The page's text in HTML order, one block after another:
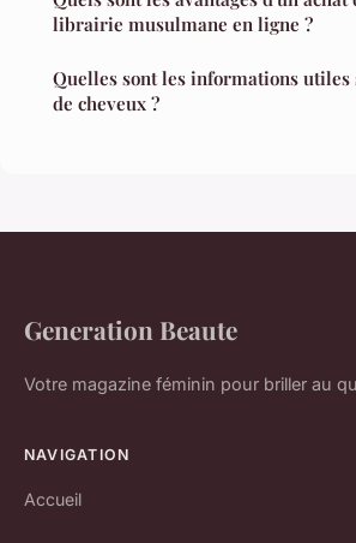
librairie musulmane en ligne ?
Quelles sont les informations
de cheveux ?
Generation Beaute
Votre magazine féminin pour briller au
NAVIGATION
Accueil